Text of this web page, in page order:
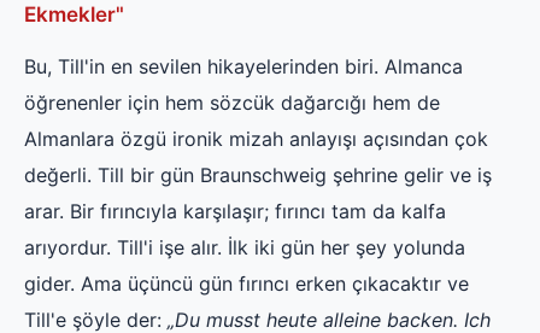
Ekmekler"
Bu, Till'in en sevilen hikayelerinden biri. Almanca
öğrenenler için hem sözcük dağarcığı hem de
Almanlara özgü ironik mizah anlayışı açısından çok
değerli. Till bir gün Braunschweig şehrine gelir ve iş
arar. Bir fırıncıyla karşılaşır; fırıncı tam da kalfa
arıyordur. Till'i işe alır. İlk iki gün her şey yolunda
gider. Ama üçüncü gün fırıncı erken çıkacaktır ve
Till'e şöyle der: „Du musst heute alleine backen. Ich